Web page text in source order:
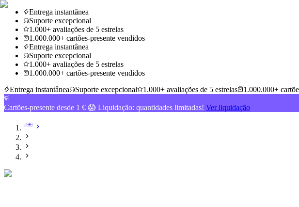
Entrega instantânea
Suporte excepcional
1.000+ avaliações de 5 estrelas
1.000.000+ cartões-presente vendidos
Entrega instantânea
Suporte excepcional
1.000+ avaliações de 5 estrelas
1.000.000+ cartões-presente vendidos
Entrega instantânea
Suporte excepcional 1.000+ avaliações de 5 estrelas 1.000.000+
Cartões-presente desde 1 € 😱 Liquidação: quantidades limitadas! Ver liquidação